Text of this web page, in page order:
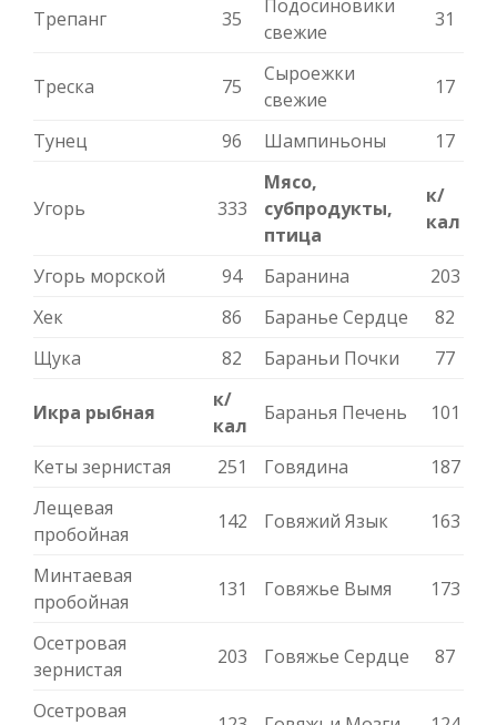
Трепанг 35
Подосиновики
свежие
31
Треска 75
Сыроежки
свежие
17
Тунец 96 Шампиньоны 17
Угорь 333
Мясо,
субпродукты,
птица
к/
кал
Угорь морской 94 Баранина
203
Хек
86 Баранье Сердце
82
Щука
82 Бараньи Почки 77
Икра рыбная
к/
кал
Баранья Печень 101
Кеты зернистая 251 Говядина
187
Лещевая
пробойная
142 Говяжий Язык 163
Минтаевая
пробойная
131 Говяжье Вымя 173
Осетровая
зернистая
203 Говяжье Сердце 87
Осетровая